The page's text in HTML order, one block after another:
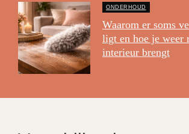
ONDERHOUD
Waarom er soms
ligt en hoe je weer
interieur brengt